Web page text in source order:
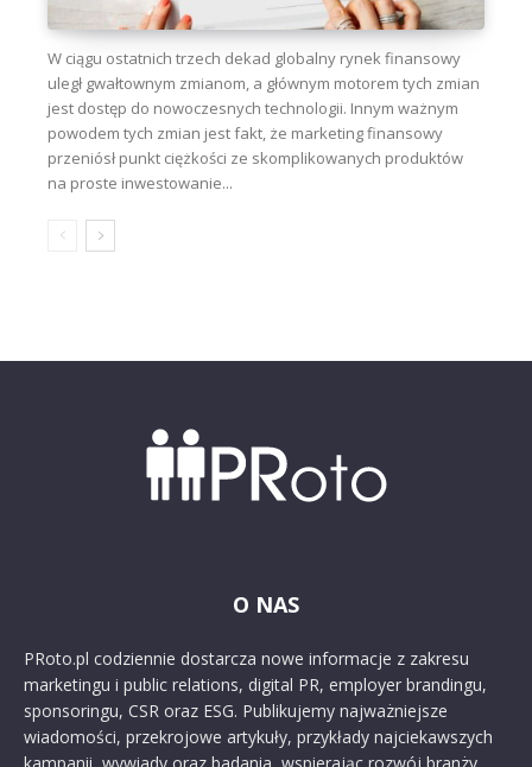
W ciągu ostatnich trzech dekad globalny rynek finansowy
uległ gwałtownym zmianom, a głównym motorem tych zmian
jest dostęp do nowoczesnych technologii. Innym ważnym
powodem tych zmian jest fakt, że marketing finansowy
przeniósł punkt ciężkości ze skomplikowanych produktów
na proste inwestowanie...
O NAS
PRoto.pl codziennie dostarcza nowe informacje z zakresu
marketingu i public relations, digital PR, employer brandingu,
sponsoringu, CSR oraz ESG. Publikujemy najważniejsze
wiadomości, przekrojowe artykuły, przykłady najciekawszych